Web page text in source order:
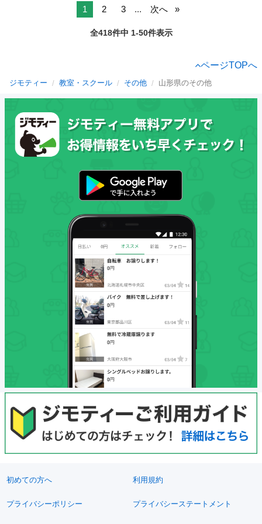
1 2 3 ... 次へ
全418件中 1-50件表示
ページTOPへ
ジモティー 教室・スクール その他 山形県のその他
初めての方へ 利用規約
プライバシーポリシー プライバシーステートメント